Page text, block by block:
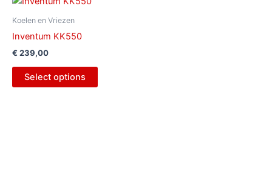
Koelen en Vriezen
Inventum KK550
€ 239,00
Select options